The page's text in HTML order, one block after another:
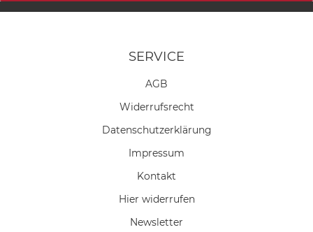
SERVICE
AGB
Widerrufs­recht
Daten­schutz­erklärung
Impressum
Kontakt
Hier widerrufen
Newsletter